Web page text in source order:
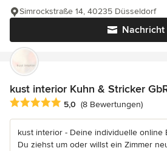
Nachricht
Simrockstraße 14, 40235 Düsseldorf
kust interior Kuhn & Stricker
Durchschnittliche Bewertung: 5 von 5
5,0 (8 Bewertungen)
kust interior - Deine individuelle online
Du ziehst um oder willst ein Zimmer